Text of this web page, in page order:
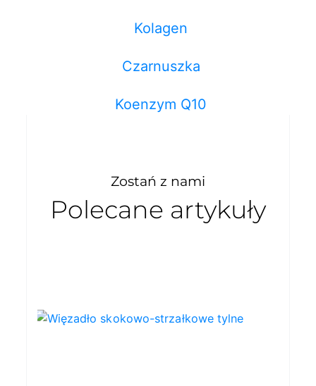
Kolagen
Czarnuszka
Koenzym Q10
Zostań z nami
Polecane artykuły